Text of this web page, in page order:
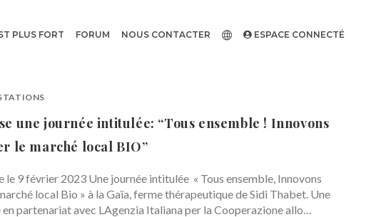
PLUS FORT FORUM NOUS CONTACTER ESPACE CONNECTÉ
une journée intitulée: “Tous ensemble ! Innovons
le marché local BIO”
le 9 février 2023 Une journée intitulée « Tous ensemble, Innovons
local Bio » à la Gaïa, ferme thérapeutique de Sidi Thabet. Une
partenariat avec LAgenzia Italiana per la Cooperazione allo…